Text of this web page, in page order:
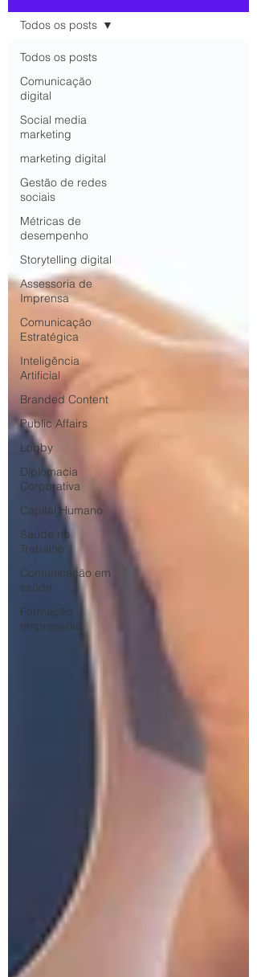
Todos os posts
Comunicação
digital
Social media
marketing
marketing digital
Gestão de redes
sociais
Métricas de
desempenho
Storytelling digital
Assessoria de
Imprensa
Comunicação
Estratégica
Inteligência
Artificial
Branded Content
Public Affairs
Lobby
Diplomacia
Corporativa
Capital Humano
Saúde no
Trabalho
Comunicação em
saúde
Formação
empresarial
Todos os posts